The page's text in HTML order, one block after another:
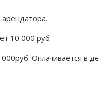
арендатора.
10 000 руб.
Оплачивается в